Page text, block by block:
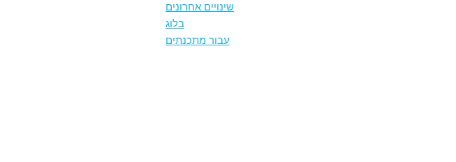
שינויים אחרונים
בלוג
עבור מתכנתים